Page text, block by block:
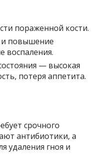
пораженной кости.
и повышение
воспаления.
— высокая
потеря аппетита.
срочного
антибиотики, а
удаления гноя и